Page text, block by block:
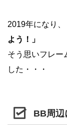
2019年になり、
よう！」
そう思いフレー
した・・・
BB周辺